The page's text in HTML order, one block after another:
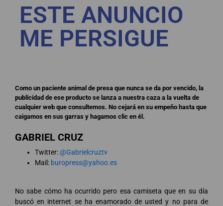
ESTE ANUNCIO
ME PERSIGUE
Como un paciente animal de presa que nunca se da por vencido, la
publicidad de ese producto se lanza a nuestra caza a la vuelta de
cualquier web que consultemos. No cejará en su empeño hasta que
caigamos en sus garras y hagamos clic en él.
GABRIEL CRUZ
Twitter:@Gabrielcruztv
Mail: buropress@yahoo.es
No sabe cómo ha ocurrido pero esa camiseta que en su día
buscó en internet se ha enamorado de usted y no para de